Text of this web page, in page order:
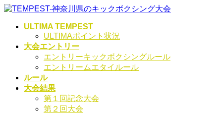
コ
ナ
ULTIMA TEMPEST
ULTIMAポイント状況
大会エントリー
エントリーキックボクシングルール
エントリームエタイルール
ルール
大会結果
第１回記念大会
第２回大会